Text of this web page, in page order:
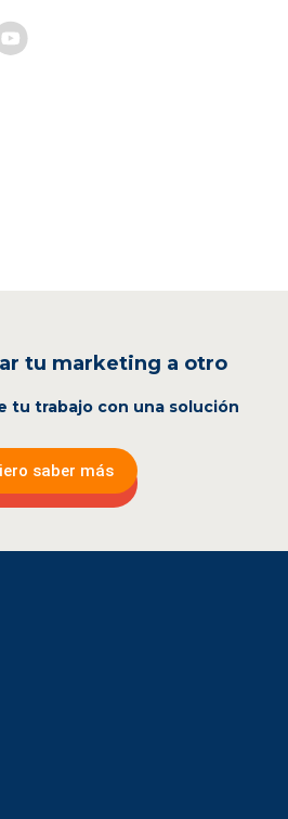
tu marketing a otro
tu trabajo con una solución
saber más